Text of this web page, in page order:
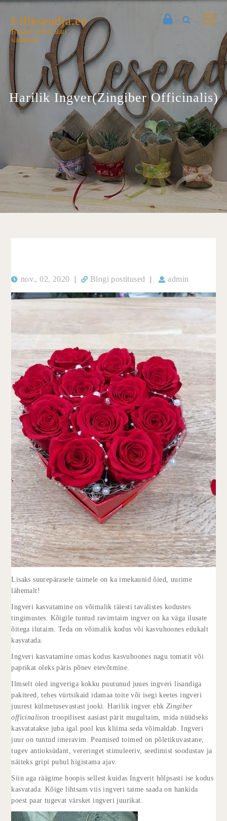
Lilleseadja.ee
Ilusaim tuleb alati
südamest
Harilik Ingver(Zingiber Officinalis)
nov., 02, 2020 | Blogi postitused | admin
Lisaks suurepärasele taimele on ka imekaunid õied, uurime
lähemalt!
Ingveri kasvatamine on võimalik täiesti tavalistes kodustes
tingimustes. Kõigile tuntud ravimtaim ingver on ka väga ilusate
õitega ilutaim. Teda on võimalik kodus või kasvuhoones edukalt
kasvatada.
Ingveri kasvatamine omas kodus kasvuhoones nagu tomatit või
paprikat oleks päris põnev etevõtmine.
Ilmselt oled ingveriga kokku puutunud juues ingveri lisandiga
pakiteed, tehes vürtsikaid idamaa toite või isegi keetes ingveri
juurest külmetusevastast jooki. Harilik ingver ehk Zingiber
officinalison troopilisest aasiast pärit mugultaim, mida nüüdseks
kasvatatakse juba igal pool kus kliima seda võimaldab. Ingveri
juur on tuntud imeravim. Peamised toimed on põletikuvastane,
tugev antioksüdant, vereringet stimuleeriv, seedimist soodustav ja
näiteks gripi puhul higistama ajav.
Siin aga räägime hoopis sellest kuidas Ingverit hõlpsasti ise kodus
kasvatada. Kõige lihtsam viis ingveri taime saada on hankida
poest paar tugevat värsket ingveri juurikat.